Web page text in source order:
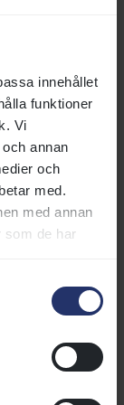
innehållet
funktioner
Vi
annan
och
med.
med annan
som de har
gd
gd
gm
gd